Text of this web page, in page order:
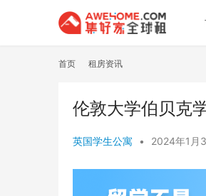
首页 租房资讯
伦敦大学伯贝克
英国学生公寓 • 2024年1月